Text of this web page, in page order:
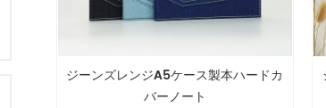
ジーンズレンジA5ケース製本ハードカ
バーノート